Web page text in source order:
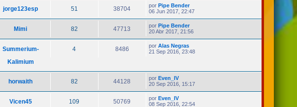
jorge123esp 51 38704 por Pipe Bender
06 Jun 2017, 22:47
Mimi 82 47713 por Pipe Bender
20 Abr 2017, 21:56
Summerium-
Kalimium
4 8486 por Alas Negras
21 Sep 2016, 23:48
horwaith 82 44128 por Even_IV
20 Sep 2016, 15:17
Vicen45 109 50769 por Even_IV
08 Sep 2016, 22:54